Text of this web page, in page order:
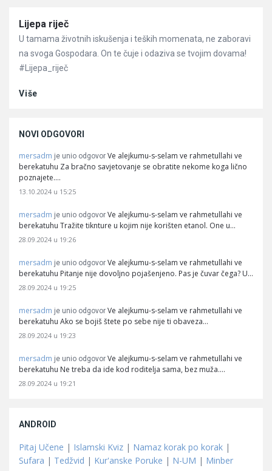
Članci
Lijepa riječ
U tamama životnih iskušenja i teških momenata, ne zaboravi
na svoga Gospodara. On te čuje i odaziva se tvojim dovama!
#Lijepa_riječ
Više
NOVI ODGOVORI
mersadm je unio odgovor Ve alejkumu-s-selam ve rahmetullahi ve
berekatuhu Za bračno savjetovanje se obratite nekome koga lično
poznajete.…
13.10.2024 u 15:25
mersadm je unio odgovor Ve alejkumu-s-selam ve rahmetullahi ve
berekatuhu Tražite tiknture u kojim nije korišten etanol. One u…
28.09.2024 u 19:26
mersadm je unio odgovor Ve alejkumu-s-selam ve rahmetullahi ve
berekatuhu Pitanje nije dovoljno pojašenjeno. Pas je čuvar čega? U…
28.09.2024 u 19:25
mersadm je unio odgovor Ve alejkumu-s-selam ve rahmetullahi ve
berekatuhu Ako se bojiš štete po sebe nije ti obaveza…
28.09.2024 u 19:23
mersadm je unio odgovor Ve alejkumu-s-selam ve rahmetullahi ve
berekatuhu Ne treba da ide kod roditelja sama, bez muža.…
28.09.2024 u 19:21
ANDROID
Pitaj Učene | Islamski Kviz | Namaz korak po korak |
Sufara | Tedžvid | Kur'anske Poruke | N-UM | Minber